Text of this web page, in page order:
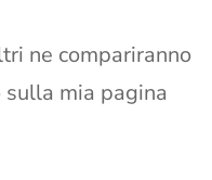
ne compariranno
mia pagina